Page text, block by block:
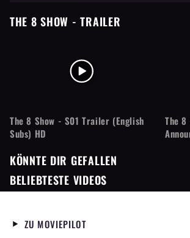
THE 8 SHOW - TRAILER
The 8 Show - S01 Trailer (English
Subs) HD
The 8
KÖNNTE DIR GEFALLEN
BELIEBTESTE VIDEOS
ZU MOVIEPILOT